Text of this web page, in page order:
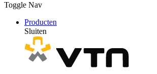
Toggle Nav
Producten
Sluiten